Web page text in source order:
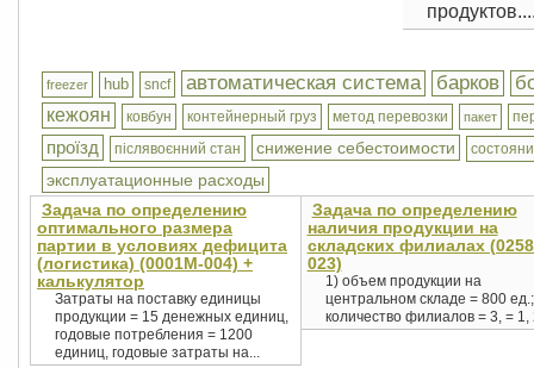
freezer hub sncf автоматическая система барков
кежоян ковбун контейнерный груз метод перевозки пакет
проїзд післявоєнний стан снижение себестоимости
эксплуатационные расходы
Задача по определению
оптимального размера
партии в условиях дефицита
(логистика) (0001М-004) +
калькулятор
Затраты на поставку единицы
продукции = 15 денежных единиц,
годовые потребления = 1200
единиц, годовые затраты на...
Задача по определению
наличия продукции на
складских филиалах
023)
1) объем продукции на
центральном складе = 800
количество филиалов = 3, = 1,